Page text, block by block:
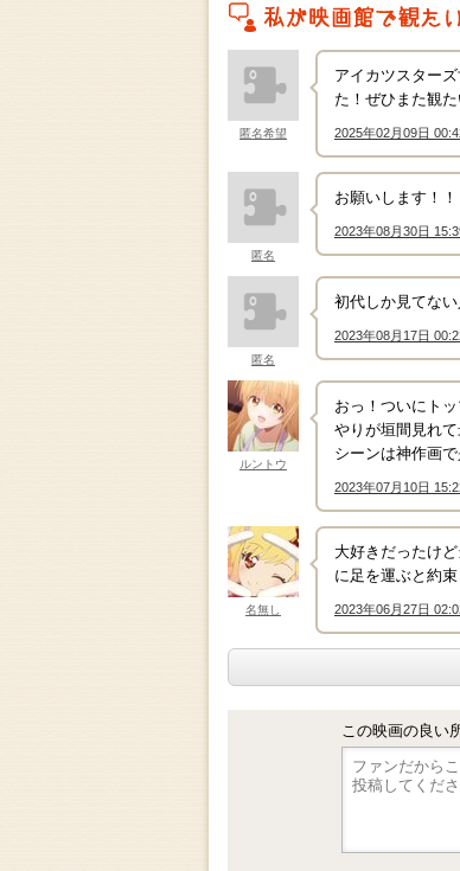
私がこの作品を映画館で観たい
匿名希望
アイカツスター
た！ぜひまた観
2025年02月09日
↑
匿名
お願いします！！
2023年08月30日
↑
匿名
初代しか見てな
2023年08月17日
↑
ルントウ
おっ！ついにト
やりが垣間見れ
シーンは神作画
2023年07月10日
↑
名無し
大好きだったけ
に足を運ぶと約束
2023年06月27日
↑
この映画の良い